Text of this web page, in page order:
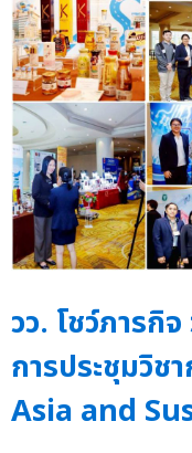
วว. โชว์ภารกิ
การประชุมวิช
Asia and